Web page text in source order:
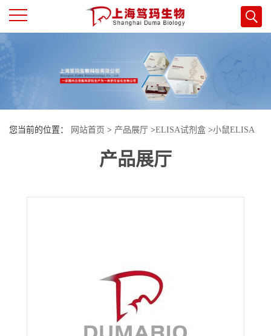
页
司
您当前的位置： 网站首页 > 产品展厅 >ELISA试剂盒 >小鼠ELISA
小鼠（Mouse）二价铁离子（Fe2+）ELISA检测试剂盒
产品展厅